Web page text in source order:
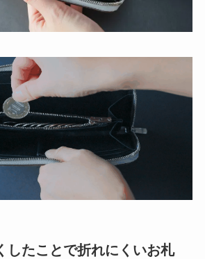
たことで折れにくいお札